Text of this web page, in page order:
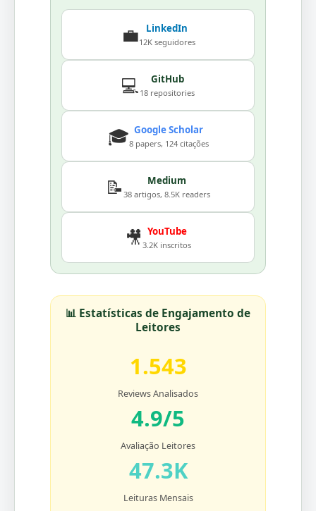
💼 LinkedIn
12K seguidores
💻 GitHub
18 repositories
🎓 Google Scholar
8 papers, 124 citações
📝 Medium
38 artigos, 8.5K readers
🎥 YouTube
3.2K inscritos
📊 Estatísticas de Engajamento de
Leitores
1.543
Reviews Analisados
4.9/5
Avaliação Leitores
47.3K
Leituras Mensais